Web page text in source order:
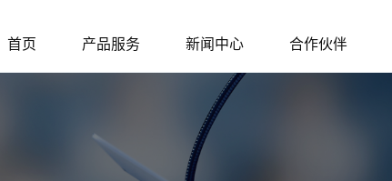
首页 产品服务 新闻中心 合作伙伴